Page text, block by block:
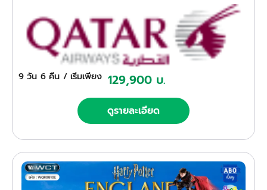
9 วัน 6 คืน / เริ่มเพียง 129,900 บ.
ดูรายละเอียด